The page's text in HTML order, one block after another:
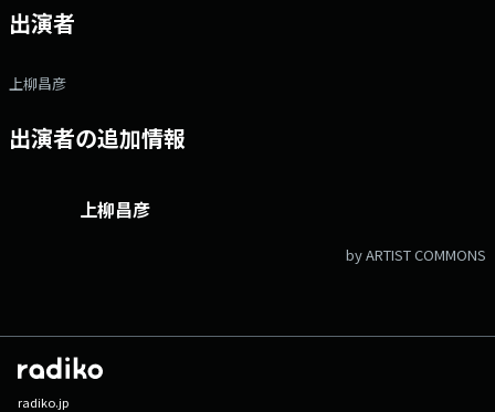
出演者
上柳昌彦
出演者の追加情報
上柳昌彦
by ARTIST COMMONS
radiko.jp